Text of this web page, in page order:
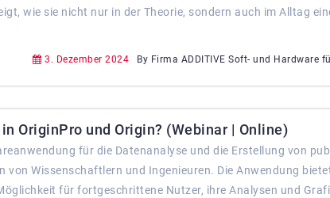
wie sie nicht nur in der Theorie, sondern auch im Alltag
3. Dezember 2024 By Firma ADDITIVE Soft- und Hardware
OriginPro und Origin? (Webinar | Online)
für die Datenanalyse und die Erstellung von
Wissenschaftlern und Ingenieuren. Die Anwendung
für fortgeschrittene Nutzer, ihre Analysen und